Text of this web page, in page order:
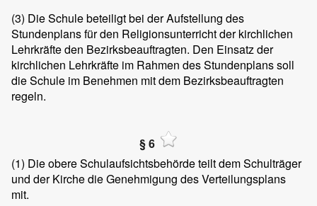
(3) Die Schule beteiligt bei der Aufstellung des
Stundenplans für den Religionsunterricht der kirchlichen
Lehrkräfte den Bezirksbeauftragten. Den Einsatz der
kirchlichen Lehrkräfte im Rahmen des Stundenplans soll
die Schule im Benehmen mit dem Bezirksbeauftragten
regeln.
§ 6
(1) Die obere Schulaufsichtsbehörde teilt dem Schulträger
und der Kirche die Genehmigung des Verteilungsplans
mit.